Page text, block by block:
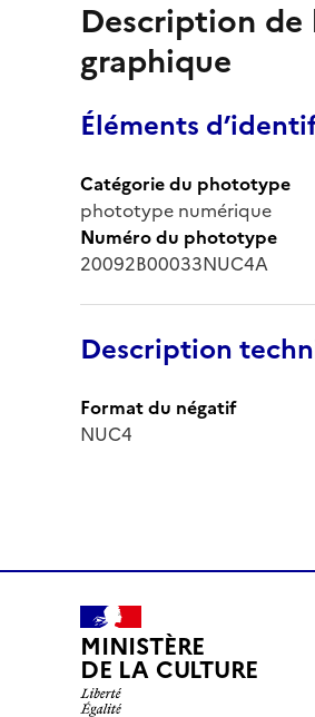
Description
graphique
Éléments
Catégorie du phototype
phototype numérique
Numéro du phototype
20092B00033NUC4A
Description
Format du négatif
NUC4
MINISTÈRE
DE LA CULTURE